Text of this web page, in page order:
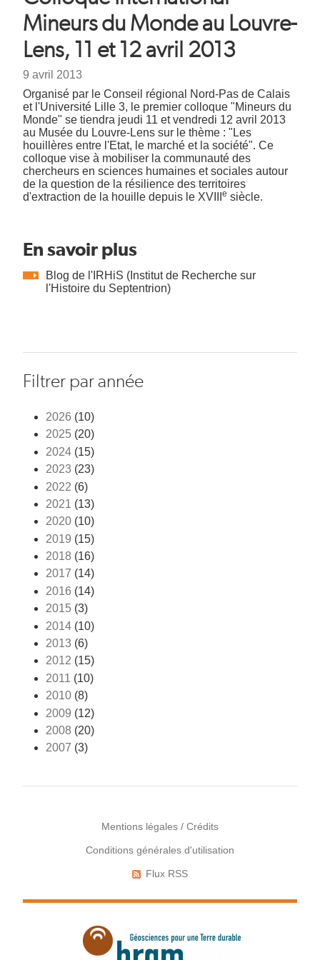
d'Ariane
Mineurs du Monde au Louvre-
Lens, 11 et 12 avril 2013
Date
9 avril 2013
Texte
Organisé par le Conseil régional Nord-Pas de Calais
et l'Université Lille 3, le premier colloque "Mineurs du
Monde" se tiendra jeudi 11 et vendredi 12 avril 2013
au Musée du Louvre-Lens sur le thème : "Les
houillères entre l'Etat, le marché et la société". Ce
colloque vise à mobiliser la communauté des
chercheurs en sciences humaines et sociales autour
de la question de la résilience des territoires
d'extraction de la houille depuis le XVIII
e siècle.
En savoir plus
Blog de l'IRHiS (Institut de Recherche sur
l'Histoire du Septentrion)
Filtrer par année
2026 (10)
2025 (20)
2024 (15)
2023 (23)
2022 (6)
2021 (13)
2020 (10)
2019 (15)
2018 (16)
2017 (14)
2016 (14)
2015 (3)
2014 (10)
2013 (6)
2012 (15)
2011 (10)
2010 (8)
2009 (12)
2008 (20)
2007 (3)
de
Mentions légales / Crédits
Conditions générales d'utilisation
Flux RSS